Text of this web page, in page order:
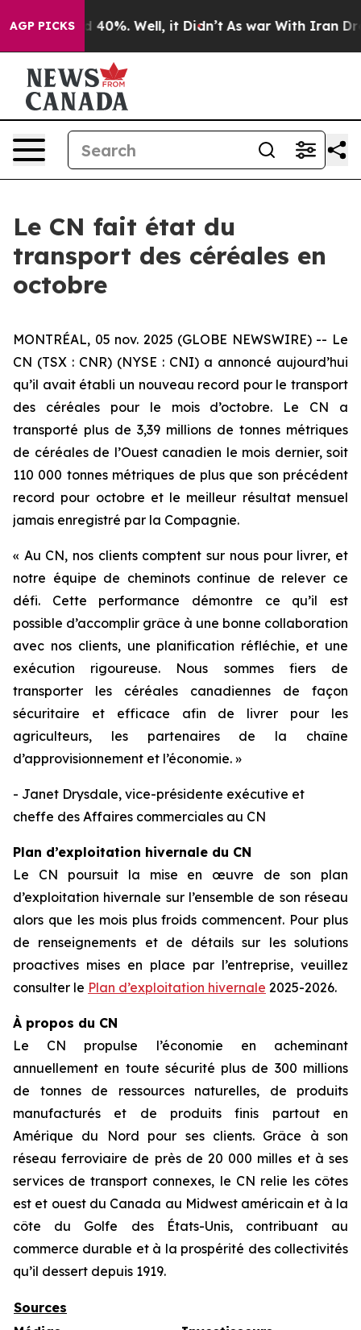
AGP PICKS
Around 40%. Well, it Didn’t As war With Iran
Le CN fait état du
transport des céréales en
octobre
MONTRÉAL, 05 nov. 2025 (GLOBE NEWSWIRE) -- Le
CN (TSX : CNR) (NYSE : CNI) a annoncé aujourd’hui
qu’il avait établi un nouveau record pour le transport
des céréales pour le mois d’octobre. Le CN a
transporté plus de 3,39 millions de tonnes métriques
de céréales de l’Ouest canadien le mois dernier, soit
110 000 tonnes métriques de plus que son précédent
record pour octobre et le meilleur résultat mensuel
jamais enregistré par la Compagnie.
« Au CN, nos clients comptent sur nous pour livrer, et
notre équipe de cheminots continue de relever ce
défi. Cette performance démontre ce qu’il est
possible d’accomplir grâce à une bonne collaboration
avec nos clients, une planification réfléchie, et une
exécution rigoureuse. Nous sommes fiers de
transporter les céréales canadiennes de façon
sécuritaire et efficace afin de livrer pour les
agriculteurs, les partenaires de la chaîne
d’approvisionnement et l’économie. »
- Janet Drysdale, vice-présidente exécutive et
cheffe des Affaires commerciales au CN
Plan d’exploitation hivernale du CN
Le CN poursuit la mise en œuvre de son plan
d’exploitation hivernale sur l’ensemble de son réseau
alors que les mois plus froids commencent. Pour plus
de renseignements et de détails sur les solutions
proactives mises en place par l’entreprise, veuillez
consulter le Plan d’exploitation hivernale 2025-2026.
À propos du CN
Le CN propulse l’économie en acheminant
annuellement en toute sécurité plus de 300 millions
de tonnes de ressources naturelles, de produits
manufacturés et de produits finis partout en
Amérique du Nord pour ses clients. Grâce à son
réseau ferroviaire de près de 20 000 milles et à ses
services de transport connexes, le CN relie les côtes
est et ouest du Canada au Midwest américain et à la
côte du Golfe des États-Unis, contribuant au
commerce durable et à la prospérité des collectivités
qu’il dessert depuis 1919.
Sources